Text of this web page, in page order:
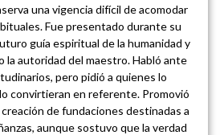
una vigencia difícil de acomodar
Fue presentado durante su
guía espiritual de la humanidad y
la autoridad del maestro. Habló ante
pero pidió a quienes lo
convirtieran en referente. Promovió
de fundaciones destinadas a
aunque sostuvo que la verdad